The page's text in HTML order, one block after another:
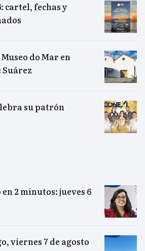
cartel, fechas y
do Mar en
Suárez
su patrón
2 minutos: jueves 6
viernes 7 de agosto